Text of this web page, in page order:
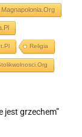
Magnapolonia.org
Religia
jest grzechem”